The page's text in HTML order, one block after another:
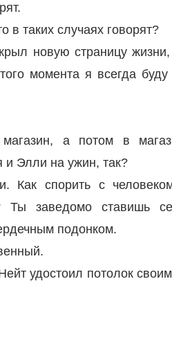
таких случаях говорят?
новую страницу
момента я всегда
а потом в
и Элли на ужин, так?
Как спорить с
Ты заведомо ставишь
подонком.
удостоил потолок